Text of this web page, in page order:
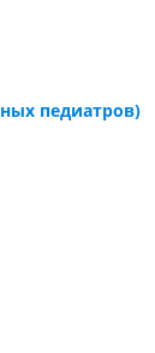
педиатров)